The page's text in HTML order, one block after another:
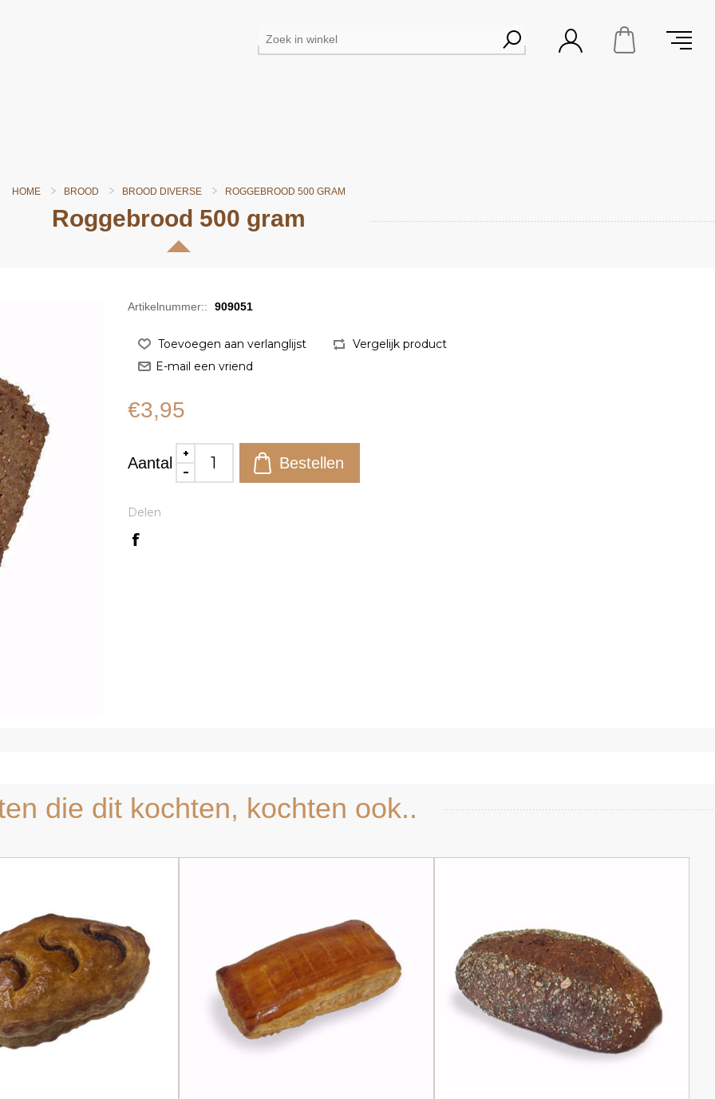
HOME BROOD BROOD DIVERSE ROGGEBROOD 500 GRAM
Roggebrood 500 gram
Artikelnummer:: 909051
€3,95
Aantal
Delen
die dit kochten, kochten ook..